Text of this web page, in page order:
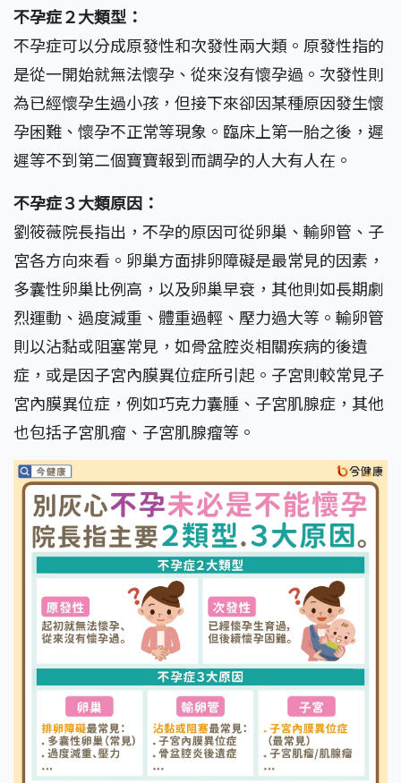
不孕症２大類型：
不孕症可以分成原發性和次發性兩大類。原發性指的
是從一開始就無法懷孕、從來沒有懷孕過。次發性則
為已經懷孕生過小孩，但接下來卻因某種原因發生懷
孕困難、懷孕不正常等現象。臨床上第一胎之後，遲
遲等不到第二個寶寶報到而調孕的人大有人在。
不孕症３大類原因：
劉筱薇院長指出，不孕的原因可從卵巢、輸卵管、子
宮各方向來看。卵巢方面排卵障礙是最常見的因素，
多囊性卵巢比例高，以及卵巢早衰，其他則如長期劇
烈運動、過度減重、體重過輕、壓力過大等。輸卵管
則以沾黏或阻塞常見，如骨盆腔炎相關疾病的後遺
症，或是因子宮內膜異位症所引起。子宮則較常見子
宮內膜異位症，例如巧克力囊腫、子宮肌腺症，其他
也包括子宮肌瘤、子宮肌腺瘤等。